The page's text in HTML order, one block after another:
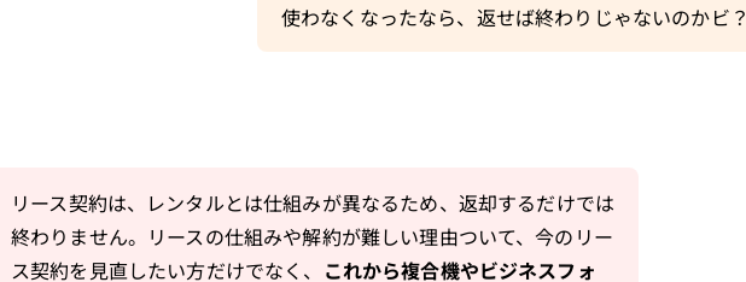
使わなくなったなら、返せば終わりじゃないのかビ？
リース契約は、レンタルとは仕組みが異なるため、返却するだけでは
終わりません。リースの仕組みや解約が難しい理由ついて、今のリー
ス契約を見直したい方だけでなく、 これから複合機やビジネスフォ